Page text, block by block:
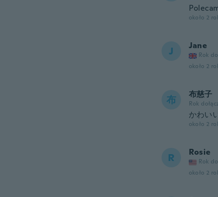
około 2
J Jane
Rok
około 2
布 布慈子
Rok
かわい
około 2
R Rosie
Rok
około 2